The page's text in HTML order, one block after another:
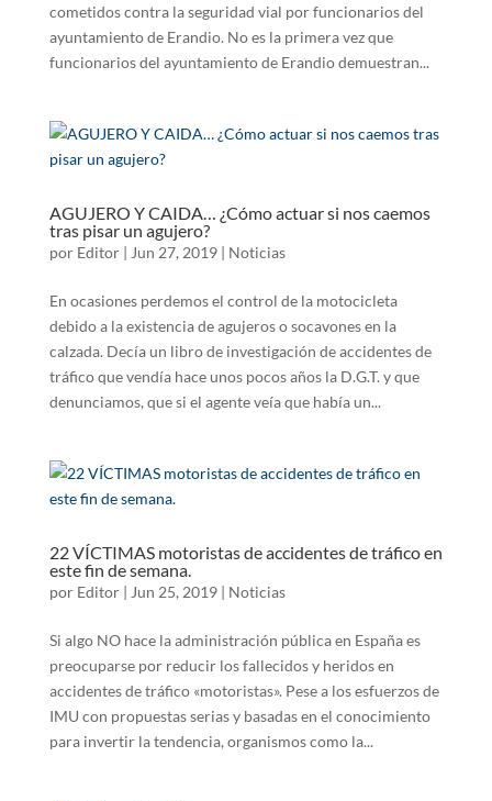
cometidos contra la seguridad vial por funcionarios del
ayuntamiento de Erandio. No es la primera vez que
funcionarios del ayuntamiento de Erandio demuestran...
AGUJERO Y CAIDA… ¿Cómo actuar si nos caemos
tras pisar un agujero?
por Editor| Jun 27, 2019| Noticias
En ocasiones perdemos el control de la motocicleta
debido a la existencia de agujeros o socavones en la
calzada. Decía un libro de investigación de accidentes de
tráfico que vendía hace unos pocos años la D.G.T. y que
denunciamos, que si el agente veía que había un...
22 VÍCTIMAS motoristas de accidentes de tráfico en
este fin de semana.
por Editor| Jun 25, 2019| Noticias
Si algo NO hace la administración pública en España es
preocuparse por reducir los fallecidos y heridos en
accidentes de tráfico «motoristas». Pese a los esfuerzos de
IMU con propuestas serias y basadas en el conocimiento
para invertir la tendencia, organismos como la...